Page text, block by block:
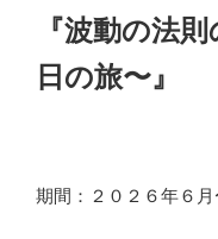
『波動の法
日の旅〜』
期間：２０２６年６月